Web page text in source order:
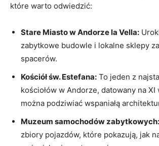
które warto ⁢odwiedzić:
Stare Miasto w Andorze la Vella:
zabytkowe ⁢budowle i lokalne sklepy
spacerów.
Kościół św. Estefana: To ⁤jeden z
kościołów w Andorze, ⁢datowany na
można‌ podziwiać wspaniałą
Muzeum samochodów zabytkowych:
zbiory pojazdów, które pokazują, jak